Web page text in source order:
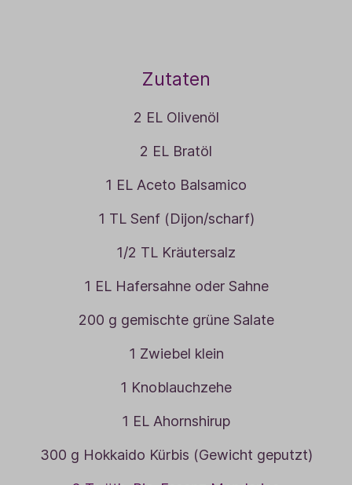
Zutaten
2 EL Olivenöl
2 EL Bratöl
1 EL Aceto Balsamico
1 TL Senf (Dijon/scharf)
1/2 TL Kräutersalz
1 EL Hafersahne oder Sahne
200 g gemischte grüne Salate
1 Zwiebel klein
1 Knoblauchzehe
1 EL Ahornshirup
300 g Hokkaido Kürbis (Gewicht geputzt)